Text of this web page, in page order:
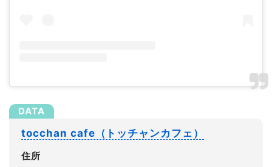
tocchan cafe（トッチャンカフェ）
住所